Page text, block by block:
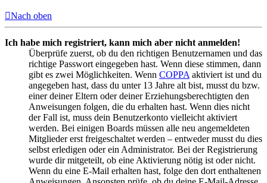
Nach oben
Ich habe mich registriert, kann mich aber nicht anmelden!
Überprüfe zuerst, ob du den richtigen Benutzernamen und das
richtige Passwort eingegeben hast. Wenn diese stimmen, dann
gibt es zwei Möglichkeiten. Wenn COPPA aktiviert ist und du
angegeben hast, dass du unter 13 Jahre alt bist, musst du bzw.
einer deiner Eltern oder deiner Erziehungsberechtigten den
Anweisungen folgen, die du erhalten hast. Wenn dies nicht
der Fall ist, muss dein Benutzerkonto vielleicht aktiviert
werden. Bei einigen Boards müssen alle neu angemeldeten
Mitglieder erst freigeschaltet werden – entweder musst du dies
selbst erledigen oder ein Administrator. Bei der Registrierung
wurde dir mitgeteilt, ob eine Aktivierung nötig ist oder nicht.
Wenn du eine E-Mail erhalten hast, folge den dort enthaltenen